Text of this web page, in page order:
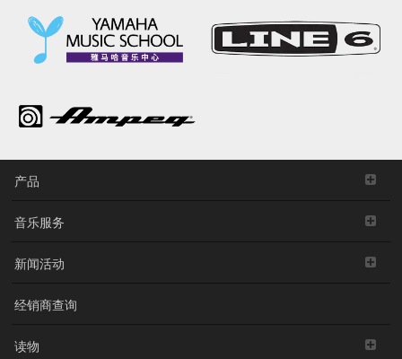
产品
音乐服务
新闻活动
经销商查询
读物